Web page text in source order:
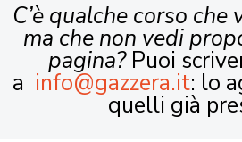
C’è qualche corso
ma che non vedi
pagina?Puoi
a info@gazzera.it: lo
quelli già